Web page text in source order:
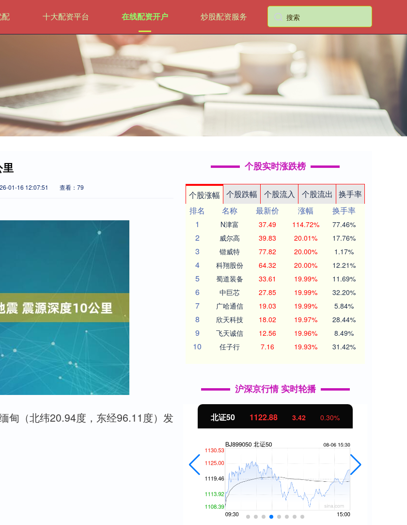
配 十大配资平台 在线配资开户 炒股配资服务
里
01-16 12:07:51 查看：79
甸（北纬20.94度，东经96.11度）发
个股实时涨跌榜
个股涨幅 个股跌幅 个股流入 个股流出
换手率
排名
名称 最新价 涨幅
换手率
1
N津富 37.49 114.72% 77.46%
2 威尔高 39.83 20.01% 17.76%
3 锴威特 77.82 20.00% 1.17%
4 科翔股份 64.32 20.00% 12.21%
5 蜀道装备 33.61 19.99% 11.69%
6 中巨芯 27.85 19.99% 32.20%
7 广哈通信 19.03 19.99% 5.84%
8 欣天科技 18.02 19.97% 28.44%
9 飞天诚信 12.56 19.96% 8.49%
10 任子行 7.16 19.93% 31.42%
沪深京行情 实时轮播
沪深300 4651.31 -6.85 -0.15% 北证50 1122.88 3.42 0.30%